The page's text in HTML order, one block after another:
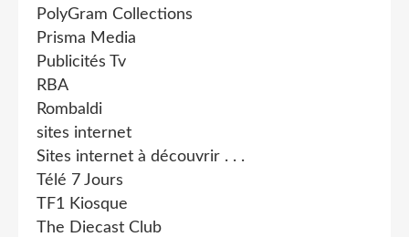
PolyGram Collections
Prisma Media
Publicités Tv
RBA
Rombaldi
sites internet
Sites internet à découvrir . . .
Télé 7 Jours
TF1 Kiosque
The Diecast Club